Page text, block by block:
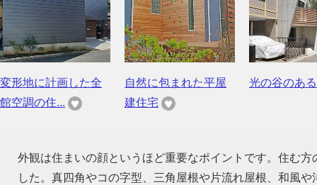
変形地に計画した全
館空調の住...
自然に包まれた平屋
建住宅
光の谷のあ
外観は住まいの顔というほど重要なポイントです。住む
した。真四角やコの字型、三角屋根や片流れ屋根、和風